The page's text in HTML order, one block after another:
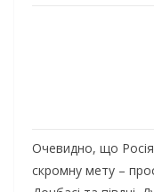
Очевидно, що
скромну мету –